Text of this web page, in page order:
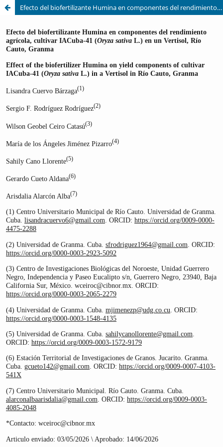
Efecto del biofertilizante Humina en componentes del rendimiento agrícola, cultivar IACuba-41 (Oryza sativa L.) en un Vertisol, Río Cauto, Granma